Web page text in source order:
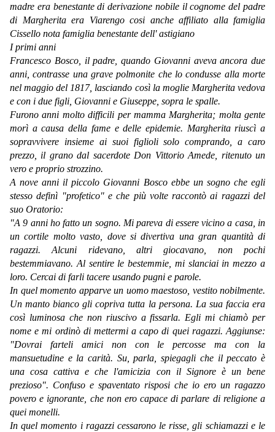
madre era benestante di derivazione nobile il cognome del padre
di Margherita era Viarengo cosi anche affiliato alla famiglia
Cissello nota famiglia benestante dell' astigiano
I primi anni
Francesco Bosco, il padre, quando Giovanni aveva ancora due
anni, contrasse una grave polmonite che lo condusse alla morte
nel maggio del 1817, lasciando così la moglie Margherita vedova
e con i due figli, Giovanni e Giuseppe, sopra le spalle.
Furono anni molto difficili per mamma Margherita; molta gente
morì a causa della fame e delle epidemie. Margherita riuscì a
sopravvivere insieme ai suoi figlioli solo comprando, a caro
prezzo, il grano dal sacerdote Don Vittorio Amede, ritenuto un
vero e proprio strozzino.
A nove anni il piccolo Giovanni Bosco ebbe un sogno che egli
stesso definì "profetico" e che più volte raccontò ai ragazzi del
suo Oratorio:
"A 9 anni ho fatto un sogno. Mi pareva di essere vicino a casa, in
un cortile molto vasto, dove si divertiva una gran quantità di
ragazzi. Alcuni ridevano, altri giocavano, non pochi
bestemmiavano. Al sentire le bestemmie, mi slanciai in mezzo a
loro. Cercai di farli tacere usando pugni e parole.
In quel momento apparve un uomo maestoso, vestito nobilmente.
Un manto bianco gli copriva tutta la persona. La sua faccia era
così luminosa che non riuscivo a fissarla. Egli mi chiamò per
nome e mi ordinò di mettermi a capo di quei ragazzi. Aggiunse:
"Dovrai farteli amici non con le percosse ma con la
mansuetudine e la carità. Su, parla, spiegagli che il peccato è
una cosa cattiva e che l'amicizia con il Signore è un bene
prezioso". Confuso e spaventato risposi che io ero un ragazzo
povero e ignorante, che non ero capace di parlare di religione a
quei monelli.
In quel momento i ragazzi cessarono le risse, gli schiamazzi e le